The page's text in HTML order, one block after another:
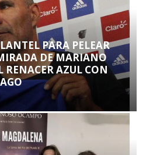
PARA PELEAR
DE MARIANO
RENACER AZUL CON